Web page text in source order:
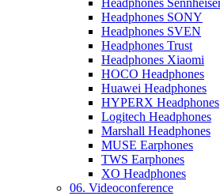
Headphones
Headphones SONY
Headphones SVEN
Headphones Trust
Headphones Xiaomi
HOCO Headphones
Huawei Headphones
HYPERX Headphones
Logitech Headphones
Marshall Headphones
MUSE Earphones
TWS Earphones
XO Headphones
06. Videoconference